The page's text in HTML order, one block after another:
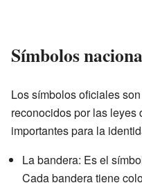
Símbolos
Los símbolos oficiales
reconocidos por las leyes
importantes para la
La bandera: Es el
Cada bandera tiene